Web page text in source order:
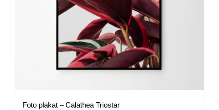
Foto plakat – Calathea Triostar